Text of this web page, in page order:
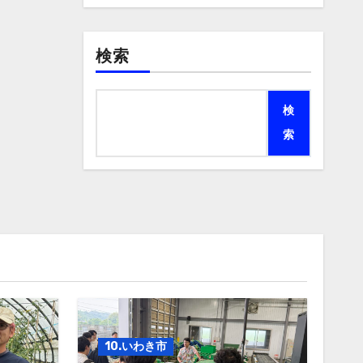
検索
検
索
10.いわき市